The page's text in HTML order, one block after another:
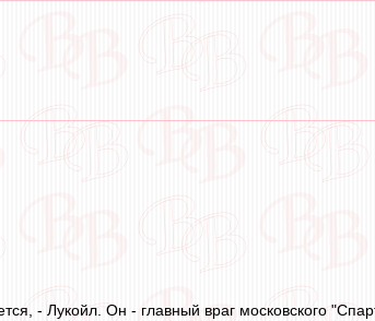
- Лукойл. Он - главный враг московского